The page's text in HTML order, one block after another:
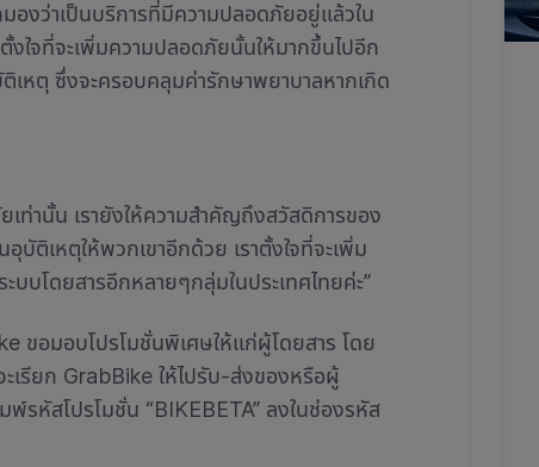
องว่าเป็นบริการที่มีความปลอดภัยอยู่แล้วใน
งใจที่จะเพิ่มความปลอดภัยนั้นให้มากขึ้นไปอีก
หตุ ซึ่งจะครอบคลุมค่ารักษาพยาบาลหากเกิด
เท่านั้น เรายังให้ความสำคัญถึงสวัสดิการของ
บัติเหตุให้พวกเขาอีกด้วย เราตั้งใจที่จะเพิ่ม
บโดยสารอีกหลายๆกลุ่มในประเทศไทยค่ะ”
ขอมอบโปรโมชั่นพิเศษให้แก่ผู้โดยสาร โดย
รียก GrabBike ให้ไปรับ-ส่งของหรือผู้
รหัสโปรโมชั่น “BIKEBETA” ลงในช่องรหัส